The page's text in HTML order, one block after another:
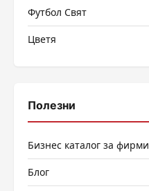
Футбол Свят
Цветя
Полезни
Бизнес каталог за фирми
Блог